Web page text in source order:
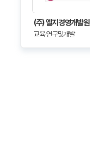
(주) 엘지경영개발원
교육·연구및개발